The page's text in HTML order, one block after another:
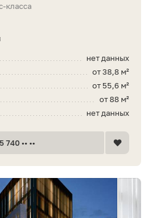
класса
нет данных
от 38,8 м²
от 55,6 м²
от 88 м²
нет данных
740 •• ••